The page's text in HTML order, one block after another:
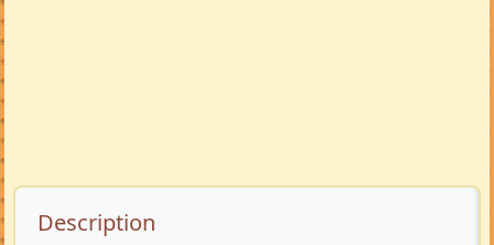
Description de l’annonce
Description